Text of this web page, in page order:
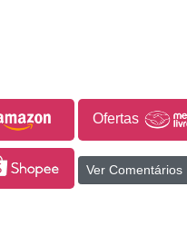
Ofertas
Ver Comentários